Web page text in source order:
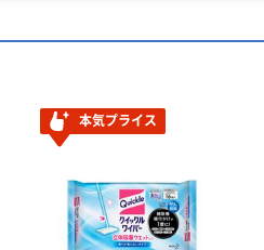
本気プライス